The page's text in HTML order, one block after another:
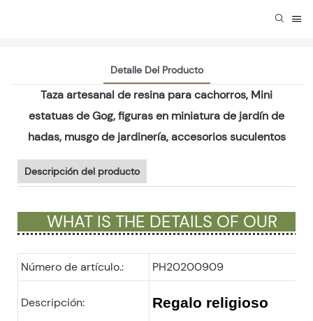
Detalle Del Producto
Taza artesanal de resina para cachorros, Mini
estatuas de Gog, figuras en miniatura de jardín de
hadas, musgo de jardinería, accesorios suculentos
Descripción del producto
WHAT IS THE DETAILS OF OUR
GIFTS ?
Número de artículo.: PH20200909
Descripción: Regalo religioso